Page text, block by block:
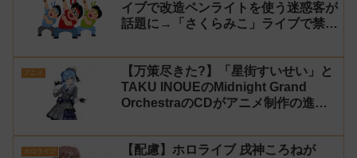
イブで改造ペンライトを使う迷惑客が
話題に→「さくらみこ」ライブで禁止
アニメ
【万策尽きた?】「星街すいせい」と
TAKU INOUEのMidnight Grand
OrchestraのCDがアニメ制作の進行
ホロライブ
【配慮】ホロライブ 戌神ころねが